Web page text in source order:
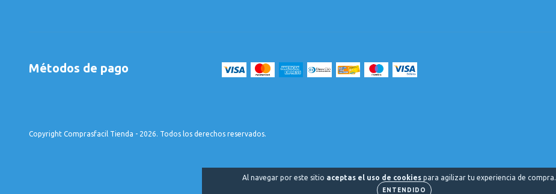
Al navegar por este sitio aceptas el uso de cookies para agilizar tu experiencia de compra.
ENTENDIDO
Métodos de pago
Copyright Comprasfacil Tienda - 2026. Todos los derechos reservados.